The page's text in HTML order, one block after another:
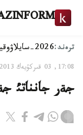
ترەند:2026-سايلاۋ
17:08, 03 قىركۇيەك 2013
جةر جانناتئ